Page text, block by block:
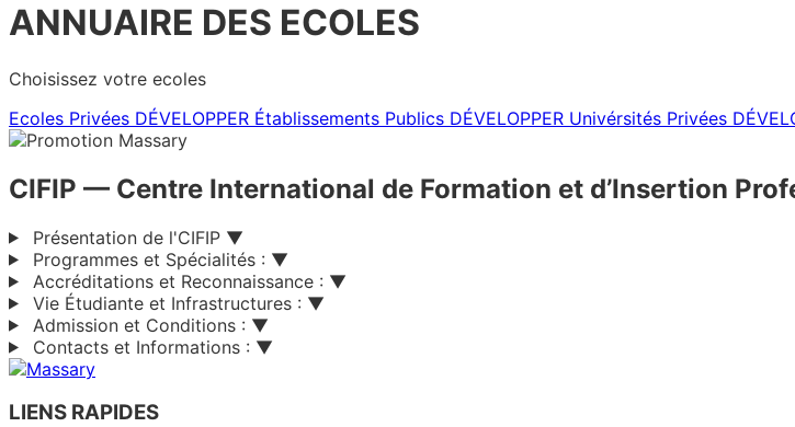
ANNUAIRE DES ECOLES
Choisissez votre ecoles
Ecoles Privées DÉVELOPPER Établissements Publics DÉVELOPPER Univérsités Privées
CIFIP — Centre International de Formation et d’Insertion
Présentation de l'CIFIP ▼
Programmes et Spécialités : ▼
Accréditations et Reconnaissance : ▼
Vie Étudiante et Infrastructures : ▼
Admission et Conditions : ▼
Contacts et Informations : ▼
LIENS RAPIDES